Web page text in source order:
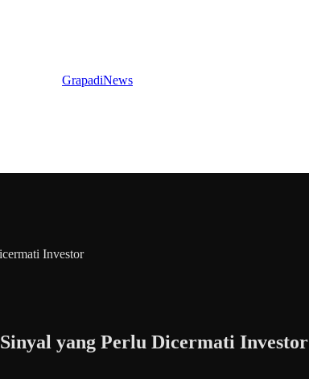
GrapadiNews
Investor
yang Perlu Dicermati Investor